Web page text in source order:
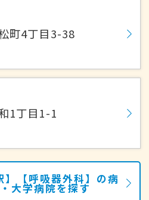
町4丁目3-38
1丁目1-1
】【呼吸器外科】の病
大学病院を探す